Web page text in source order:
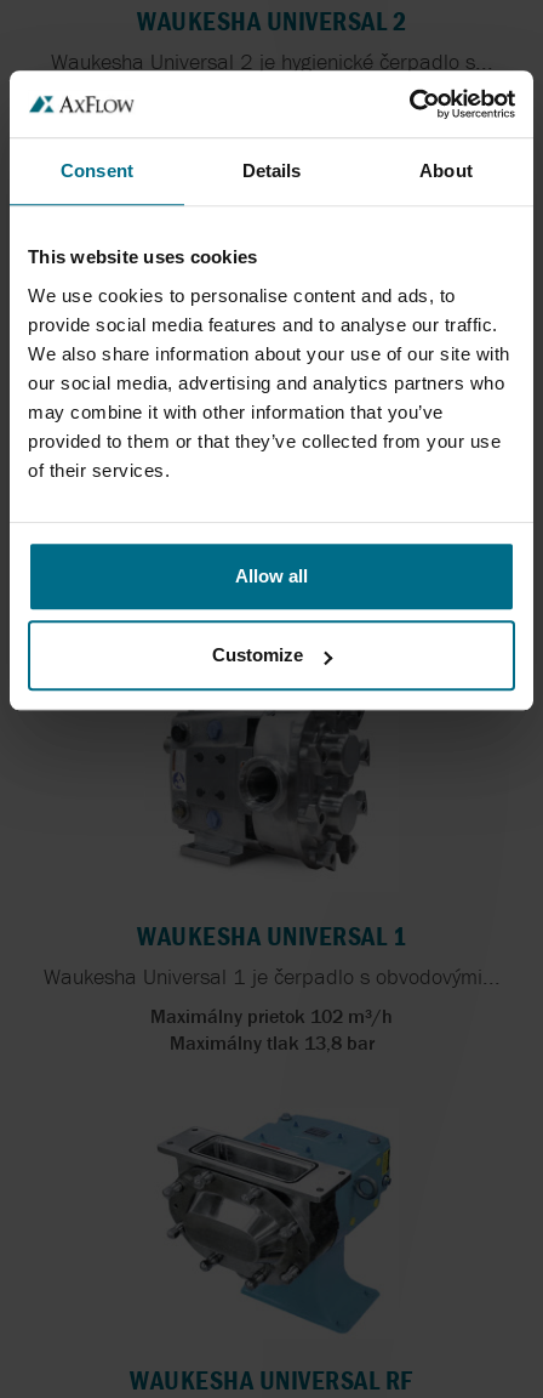
Consent Details About
This website uses cookies
We use cookies to personalise content and ads, to
provide social media features and to analyse our traffic.
We also share information about your use of our site with
our social media, advertising and analytics partners who
may combine it with other information that you’ve
provided to them or that they’ve collected from your use
of their services.
Allow all
Customize
WAUKESHA UNIVERSAL 2
Waukesha Universal 2 je hygienické čerpadlo s...
WAUKESHA UNIVERSAL 3
čerpadlo...
Maximálny prietok 102 m³/h
WAUKESHA UNIVERSAL 1
Waukesha Universal 1 je čerpadlo s obvodovými...
Maximálny prietok 102 m³/h
Maximálny tlak 13,8 bar
WAUKESHA UNIVERSAL RF